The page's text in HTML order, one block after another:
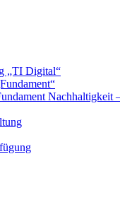
„TI Digital“
Nachhaltigkeit